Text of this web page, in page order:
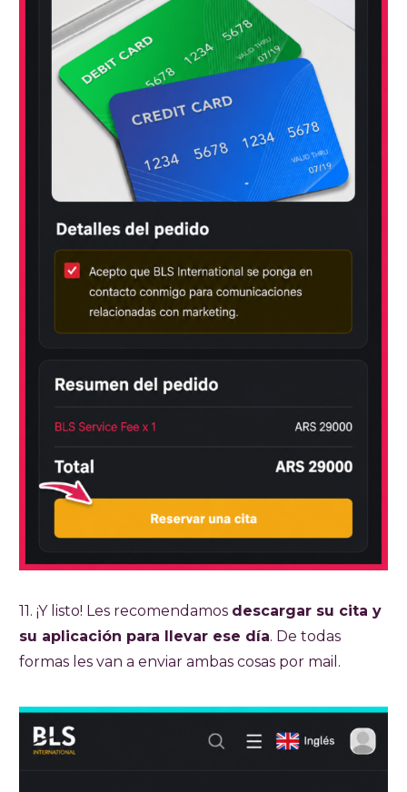
11. ¡Y listo! Les recomendamos descargar su cita y
su aplicación para llevar ese día. De todas
formas les van a enviar ambas cosas por mail.